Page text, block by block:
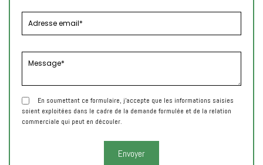
En soumettant ce formulaire, j'accepte que les informations saisies
soient exploitées dans le cadre de la demande formulée et de la relation
commerciale qui peut en découler.